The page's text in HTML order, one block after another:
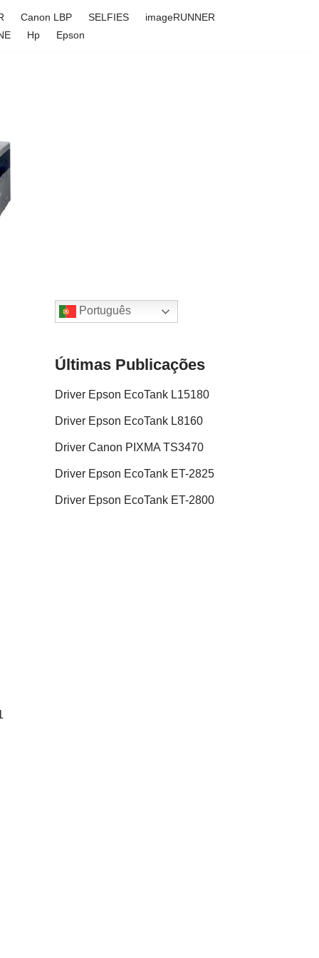
Canon LBP SELFIES
imageRUNNER
Hp Epson
Português
Últimas Publicações
Driver Epson EcoTank L15180
Driver Epson EcoTank L8160
Driver Canon PIXMA TS3470
Driver Epson EcoTank ET-2825
Driver Epson EcoTank ET-2800